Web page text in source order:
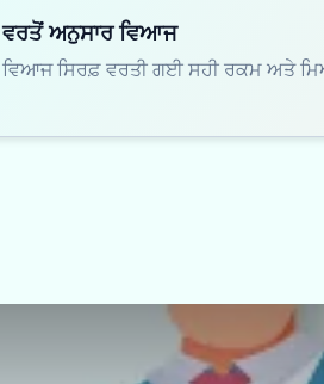
ਵਰਤੋਂ ਅਨੁਸਾਰ ਵਿਆਜ
ਵਿਆਜ ਸਿਰਫ਼ ਵਰਤੀ ਗਈ ਸਹੀ ਰਕਮ ਅਤੇ